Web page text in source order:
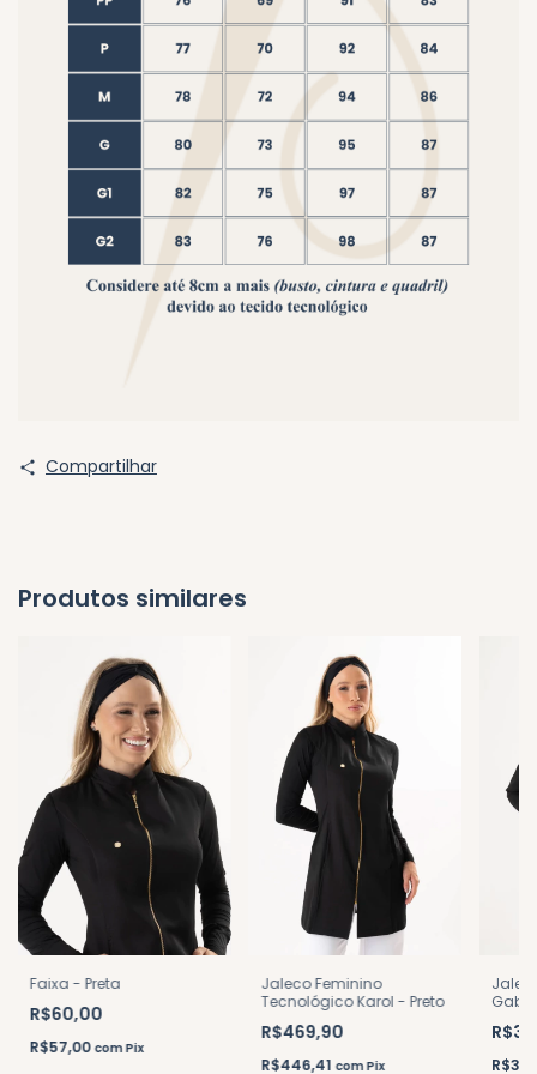
Compartilhar
Produtos similares
Faixa - Preta
R$60,00
R$57,00 com Pix
Jaleco Feminino
Tecnológico Karol - Preto
R$469,90
R$446,41 com Pix